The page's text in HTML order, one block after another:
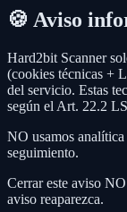
🍪 Aviso
Hard2bit Scanner
(cookies técnicas +
del servicio. Estas
según el Art. 22.2
NO usamos
seguimiento.
Cerrar este aviso
aviso reaparezca.